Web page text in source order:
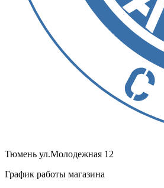
Тюмень ул.Молодежная 12
График работы магазина